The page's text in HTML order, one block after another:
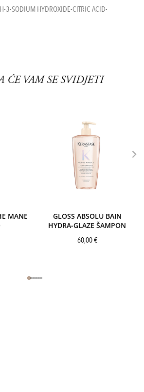
3-SODIUM HYDROXIDE-CITRIC ACID-
ĆE VAM SE SVIDJETI
MANE
GLOSS ABSOLU BAIN
HYDRA-GLAZE ŠAMPON
60,00€